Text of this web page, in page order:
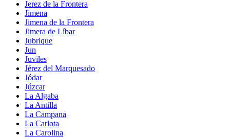
Jerez de la Frontera
Jimena
Jimena de la Frontera
Jimera de Líbar
Jubrique
Jun
Juviles
Jérez del Marquesado
Jódar
Júzcar
La Algaba
La Antilla
La Campana
La Carlota
La Carolina